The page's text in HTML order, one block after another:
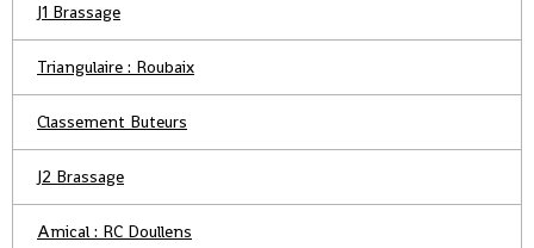
J1 Brassage
Triangulaire : Roubaix
Classement Buteurs
J2 Brassage
Amical : RC Doullens